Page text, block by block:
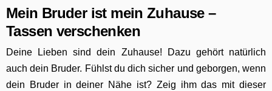
Mein Bruder ist mein Zuhause –
Tassen verschenken
Deine Lieben sind dein Zuhause! Dazu gehört natürlich
auch dein Bruder. Fühlst du dich sicher und geborgen, wenn
dein Bruder in deiner Nähe ist? Zeig ihm das mit dieser